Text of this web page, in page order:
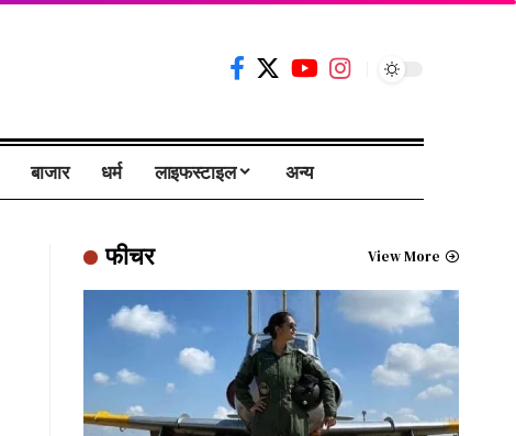
बाजार धर्म लाइफस्टाइल अन्य
फीचर View More